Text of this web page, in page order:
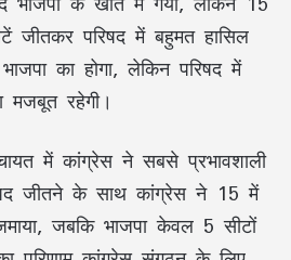
जीतकर परिषद में बहुमत हासिल
का होगा, लेकिन परिषद में
रहेगी।
में कांग्रेस ने सबसे प्रभावशाली
पद जीतने के साथ कांग्रेस ने 15 में
जबकि भाजपा केवल 5 सीटों